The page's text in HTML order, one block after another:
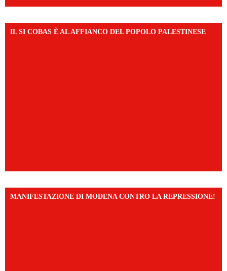
IL SI COBAS È AL AFFIANCO DEL POPOLO PALESTINESE
MANIFESTAZIONE DI MODENA CONTRO LA REPRESSIONE!